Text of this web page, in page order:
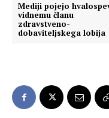
Mediji pojejo
vidnemu članu
zdravstveno-
dobaviteljskega lobija